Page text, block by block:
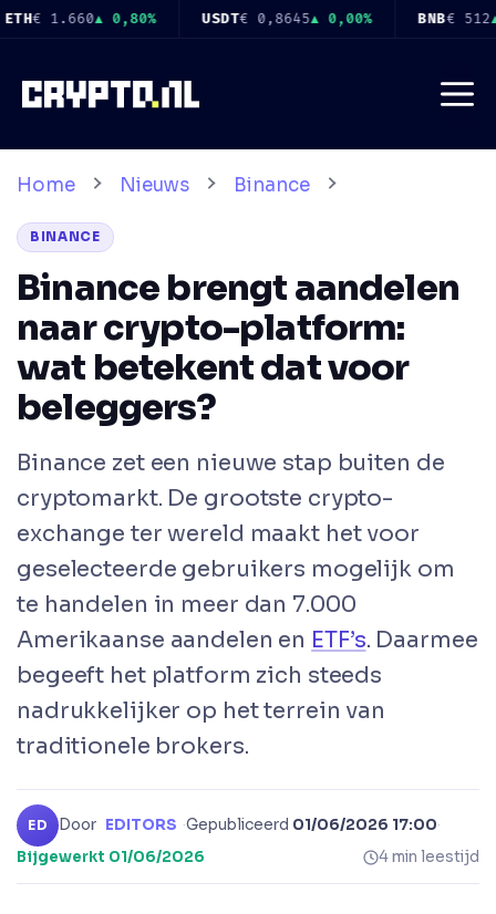
Ga
inhoud
BNB€ 512 ▲ 0,10% USDC€ 0,8647 ▲ 0,00%
Home Nieuws Binance
BINANCE
Binance brengt aandelen
naar crypto-platform:
wat betekent dat voor
beleggers?
Binance zet een nieuwe stap buiten de
cryptomarkt. De grootste crypto-
exchange ter wereld maakt het voor
geselecteerde gebruikers mogelijk om
te handelen in meer dan 7.000
Amerikaanse aandelen en ETF’s. Daarmee
begeeft het platform zich steeds
nadrukkelijker op het terrein van
traditionele brokers.
ED Door EDITORS ·Gepubliceerd 01/06/2026 17:00·
Bijgewerkt 01/06/2026 4 min leestijd